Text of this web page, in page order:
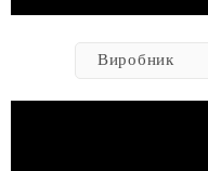
Виробник